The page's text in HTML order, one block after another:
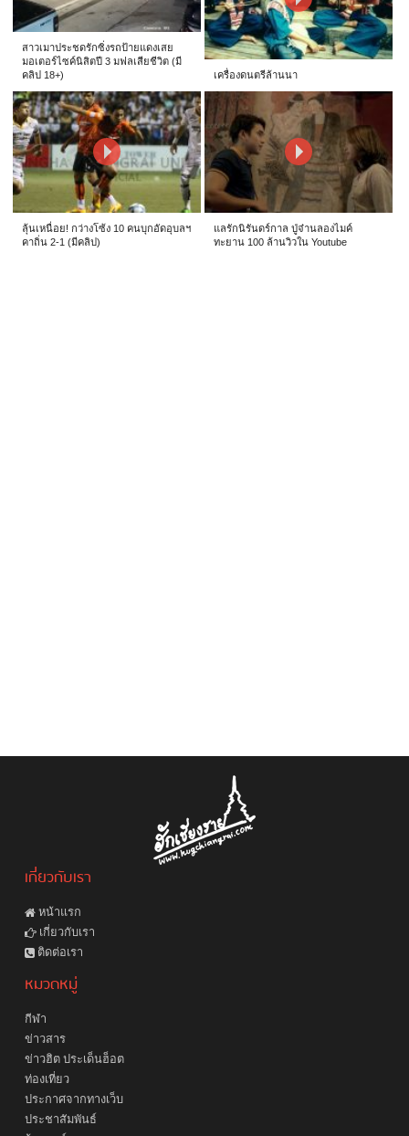
สาวเมาประชดรักซิ่งรถป้ายแดงเสย
มอเตอร์ไซค์นิสิตปี 3 มฟลเสียชีวิต (มี
คลิป 18+)
เครื่องดนตรีล้านนา
ลุ้นเหนื่อย! กว่างโซ้ง 10 คนบุกอัดอุบลฯ
คาถิ่น 2-1 (มีคลิป)
แลรักนิรันดร์กาล ปู่จ๋านลองไมค์
ทะยาน 100 ล้านวิวใน Youtube
เกี่ยวกับเรา
หน้าแรก
เกี่ยวกับเรา
ติดต่อเรา
หมวดหมู่
กีฬา
ข่าวสาร
ข่าวฮิต ประเด็นฮ็อต
ท่องเที่ยว
ประกาศจากทางเว็บ
ประชาสัมพันธ์